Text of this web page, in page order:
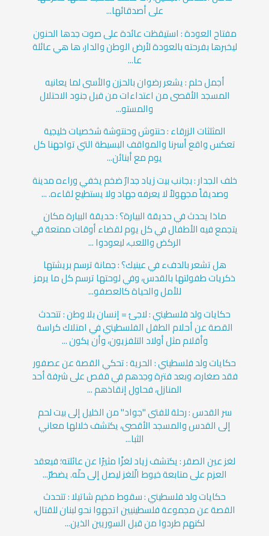
على أصدقائها...
مفتاح العودة : استيقظت عائدة على صوت جدها الحنون
ليخبرها بفرحته بالعودة لأرض الوطن والدار، ها هي عائلة
عا...
أجمل حلم : يشعر رضوان بالحزن والأسى لما يعانيه
المسجد الأقصى من اعتداءات من قبل جنود الاحتلال
والمستو...
المثلثات الزرقاء : حنتوش وحنتوشة شخصيات خليجية
تعكس واقع أسرنا والمواقف البسيطة التي تواجهنا كل
يوم مع أبنائن...
خلف الجدار : بجانب بيت زياد جدارٌ ضخم يخفي وراءه مدينة
وصديقاً مجهولاً لا يعرفه جهاد ولا يستطيع لقاءه. ...
ماذا يحدث في حديقة البيارة؟ : حديقة البيارة مكان
يتجمع فيه الأطفال في كل يوم لقضاء أوقات ممتعة في
الركض واللعب، ليعودوا ...
هل تشعر بالدفء في عينيك؟ : جمانة ترسم بريشتها
ذكريات طفولتها بالقدس، وفي لوحتها ترسم كل ما يرمز
للأمل والحياة كالعصفو...
حكايات ولد فلسطيني : لاجئ = إنسان بلا وطن : تتحدث
القصة عن أحلام الطفل الفلسطيني في امتلاك كراسة
وأقلام مثل أولاد التلفزيون، وأن يكون ...
حكايات ولد فلسطيني : الحرية : تحكي القصة عن عصفور
فقد صغاره، وبعد فترة وجدهم في قفص على شرفة أحد
المنازل، فحاول إنقاذهم ...
سر القدس : رحلة للفتى "جواد" من الخليل إلى بيت لحم
إلى القدس والمسجد الأقصى، يكتشف خلالها معاني
الثبا...
لغز عين الصقر : يكتشف زياد لغزًا مثيرًا عن عائلته؛ فيعقد
العزم على متابعة خيوط الّلغز ليصل إلى حلّه. يضطرّ...
حكايات ولد فلسطيني : سقوط مخيم شاتيلا : تتحدث
القصة عن مجموعة فلسطينيين اتجهوا نحو لبنان للقتال،
لكنهم طردوا من قبل السوريين الذين...